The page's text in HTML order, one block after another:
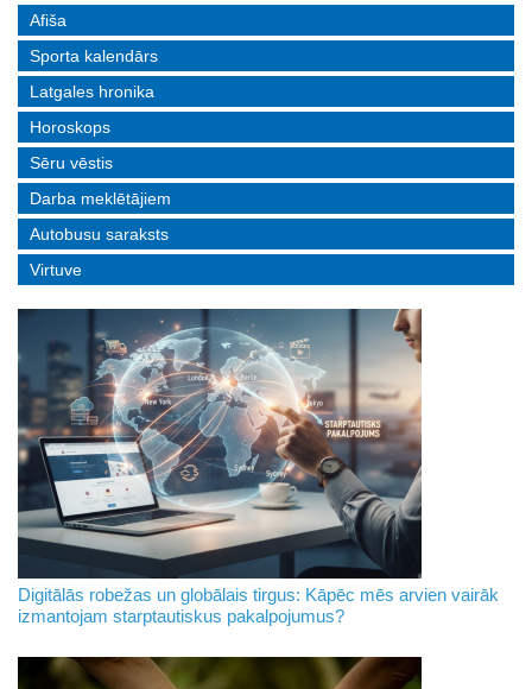
Afiša
Sporta kalendārs
Latgales hronika
Horoskops
Sēru vēstis
Darba meklētājiem
Autobusu saraksts
Virtuve
Digitālās robežas un globālais tirgus: Kāpēc mēs arvien vairāk
izmantojam starptautiskus pakalpojumus?